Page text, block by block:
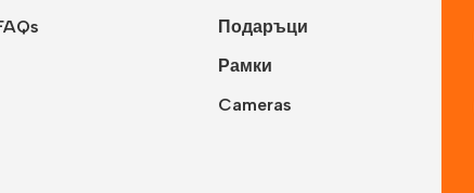
Подаръци
Рамки
Cameras